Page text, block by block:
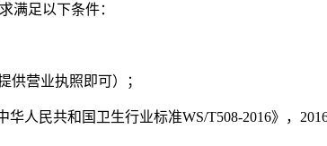
满足以下条件：
供营业执照即可）；
人民共和国卫生行业标准WS/T508-2016》，